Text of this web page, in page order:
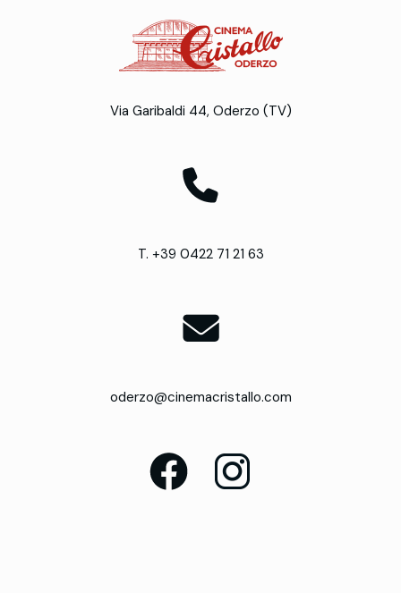
Via Garibaldi 44, Oderzo (TV)
T. +39 0422 71 21 63
oderzo@cinemacristallo.com